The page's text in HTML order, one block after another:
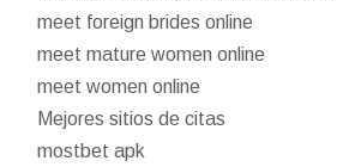
meet foreign brides online
meet mature women online
meet women online
Mejores sitios de citas
mostbet apk